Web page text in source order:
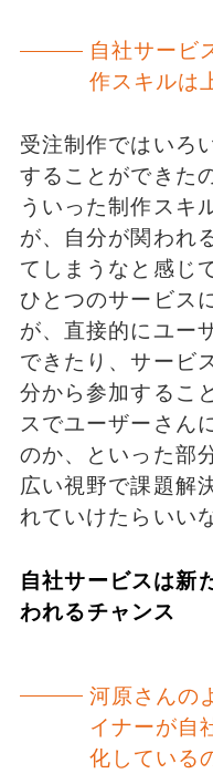
自社サービ
作スキルは
受注制作ではいろ
することができた
ういった制作スキ
が、自分が関われ
てしまうなと感じ
ひとつのサービス
が、直接的にユー
できたり、サービ
分から参加するこ
スでユーザーさん
のか、といった部
広い視野で課題解
れていけたらいい
自社サービスは新
われるチャンス
河原さんの
イナーが自
化している